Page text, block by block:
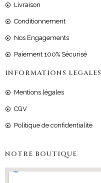
Livraison
Conditionnement
Nos Engagements
Paiement 100% Sécurisé
INFORMATIONS LEGALES
Mentions légales
CGV
Politique de confidentialité
NOTRE BOUTIQUE